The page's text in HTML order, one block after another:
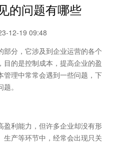
的问题有哪些
12-19 09:48
部分，它涉及到企业运营的各个
的是控制成本，提高企业的盈
管理中常常会遇到一些问题，下
。
盈利能力，但许多企业却没有形
生产等环节中，经常会出现只关